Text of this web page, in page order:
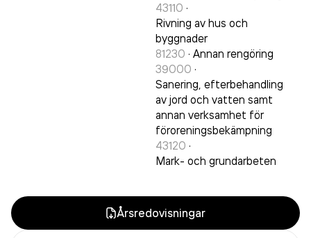
43110 ·
Rivning av hus och
byggnader
81230 · Annan rengöring
39000 ·
Sanering, efterbehandling
av jord och vatten samt
annan verksamhet för
föroreningsbekämpning
43120 ·
Mark- och grundarbeten
Årsredovisningar